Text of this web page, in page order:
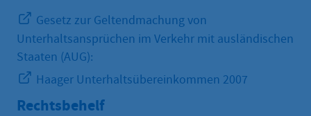
Gesetz zur Geltendmachung von
Unterhaltsansprüchen im Verkehr mit ausländischen
Staaten (AUG):
Haager Unterhaltsübereinkommen 2007
Rechtsbehelf